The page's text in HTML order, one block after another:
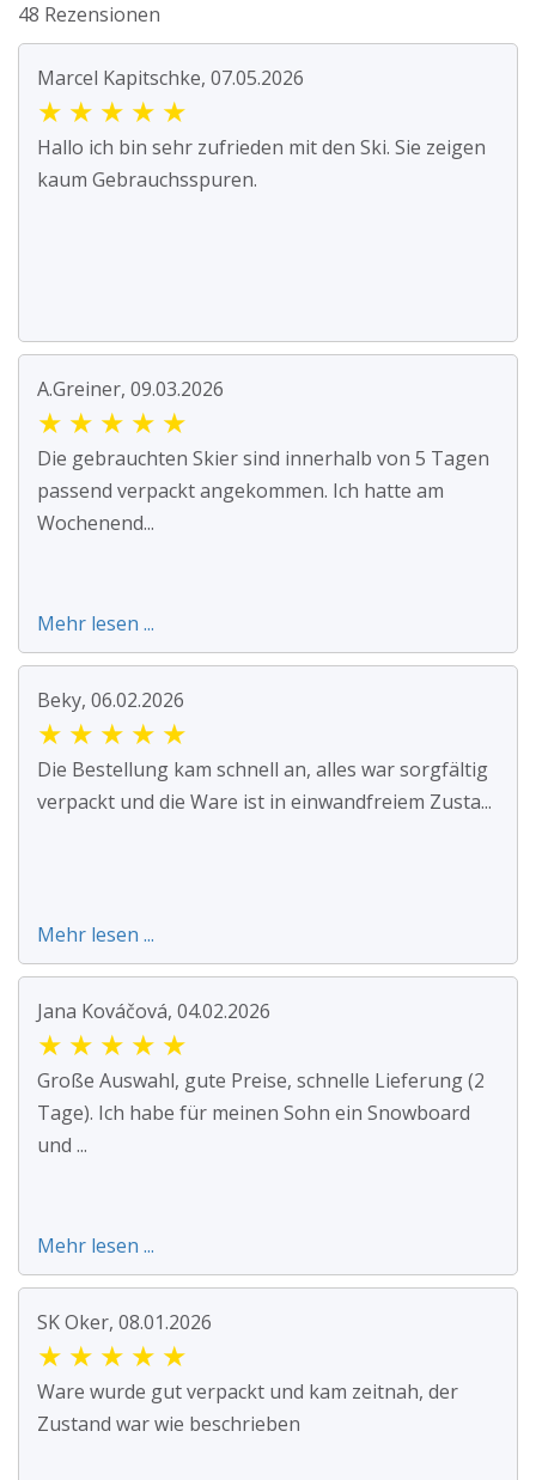
48 Rezensionen
Marcel Kapitschke, 07.05.2026
★ ★ ★ ★ ★
Hallo ich bin sehr zufrieden mit den Ski. Sie zeigen
kaum Gebrauchsspuren.
A.Greiner, 09.03.2026
★ ★ ★ ★ ★
Die gebrauchten Skier sind innerhalb von 5 Tagen
passend verpackt angekommen. Ich hatte am
Wochenend...
Mehr lesen ...
Beky, 06.02.2026
★ ★ ★ ★ ★
Die Bestellung kam schnell an, alles war sorgfältig
verpackt und die Ware ist in einwandfreiem Zusta...
Mehr lesen ...
Jana Kováčová, 04.02.2026
★ ★ ★ ★ ★
Große Auswahl, gute Preise, schnelle Lieferung (2
Tage). Ich habe für meinen Sohn ein Snowboard
und ...
Mehr lesen ...
SK Oker, 08.01.2026
★ ★ ★ ★ ★
Ware wurde gut verpackt und kam zeitnah, der
Zustand war wie beschrieben